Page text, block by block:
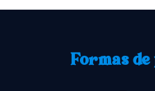
Formas